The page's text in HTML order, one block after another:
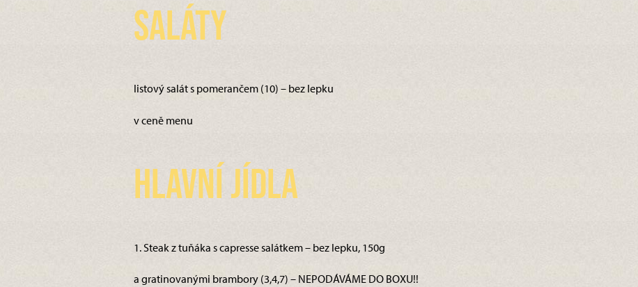
Saláty
listový salát s pomerančem (10) – bez lepku
v ceně menu
Hlavní jídla
1. Steak z tuňáka s capresse salátkem – bez lepku, 150g
a gratinovanými brambory (3,4,7) – NEPODÁVÁME DO BOXU!!